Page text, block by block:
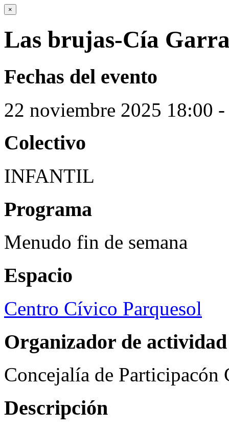
×
Las brujas-Cía
Fechas del evento
22 noviembre 2025 18:00
Colectivo
INFANTIL
Programa
Menudo fin de semana
Espacio
Centro Cívico Parquesol
Organizador de actividad
Concejalía de Participacón
Descripción